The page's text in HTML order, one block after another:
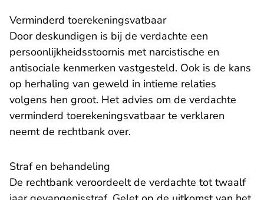
Verminderd toerekeningsvatbaar
Door deskundigen is bij de verdachte een
persoonlijkheidsstoornis met narcistische en
antisociale kenmerken vastgesteld. Ook is de kans
op herhaling van geweld in intieme relaties
volgens hen groot. Het advies om de verdachte
verminderd toerekeningsvatbaar te verklaren
neemt de rechtbank over.
Straf en behandeling
De rechtbank veroordeelt de verdachte tot twaalf